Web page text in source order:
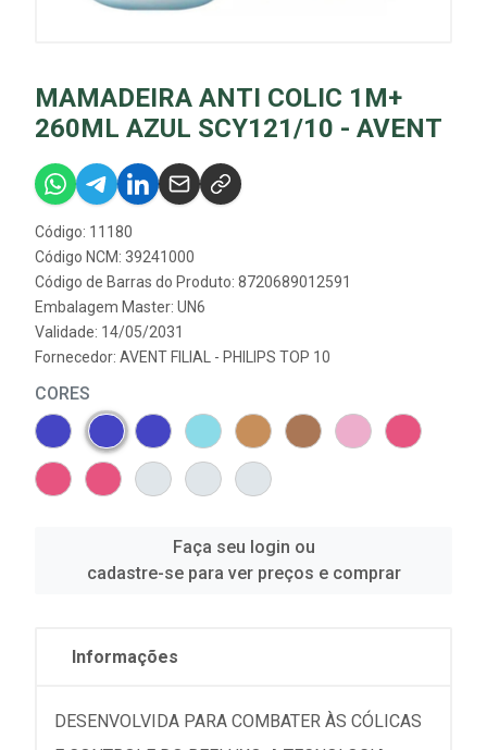
MAMADEIRA ANTI COLIC 1M+
260ML AZUL SCY121/10 - AVENT
Código: 11180
Código NCM: 39241000
Código de Barras do Produto: 8720689012591
Embalagem Master: UN6
Validade: 14/05/2031
Fornecedor: AVENT FILIAL - PHILIPS TOP 10
CORES
Faça seu login ou
cadastre-se para ver preços e comprar
Informações
DESENVOLVIDA PARA COMBATER ÀS CÓLICAS